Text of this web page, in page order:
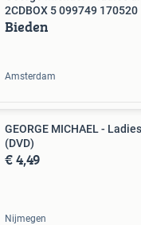
2CDBOX 5 099749 170520
Bieden
Amsterdam
GEORGE MICHAEL -
(DVD)
€ 4,49
Nijmegen